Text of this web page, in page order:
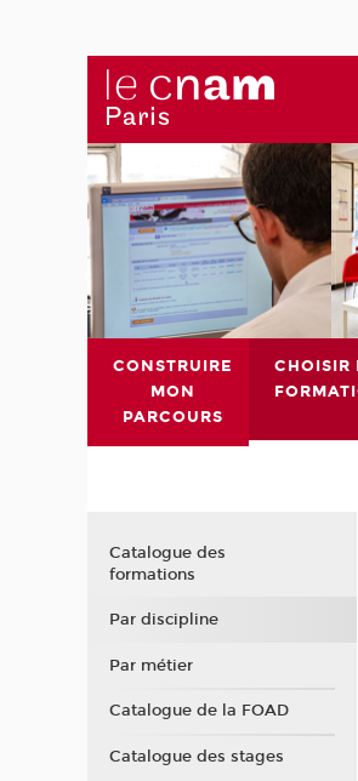
CONSTRUIRE
MON
PARCOURS
CHOISIR
Catalogue des
formations
Par discipline
Par métier
Catalogue de la FOAD
Catalogue des stages